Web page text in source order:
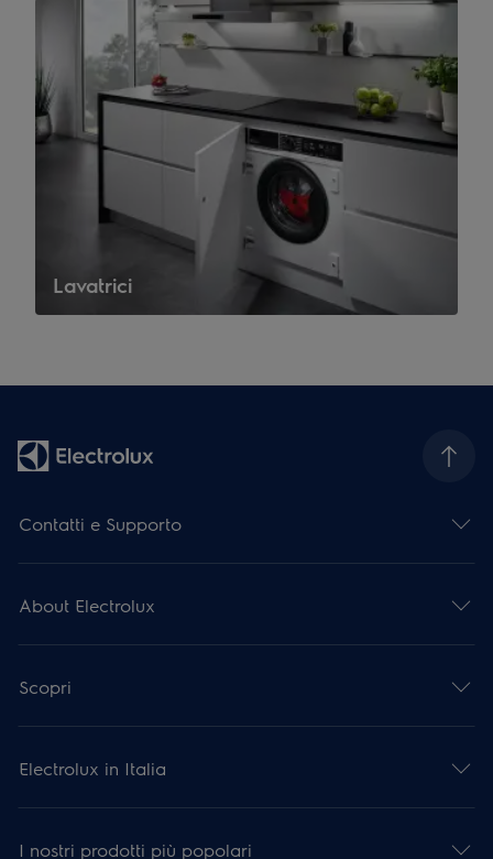
Lavatrici
Contatti e Supporto
About Electrolux
Scopri
Electrolux in Italia
I nostri prodotti più popolari